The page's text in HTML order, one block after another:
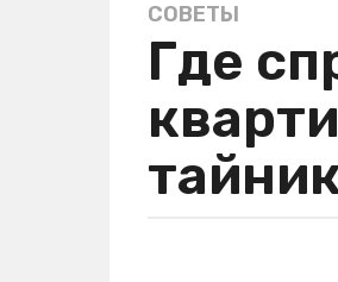
3
г
СОВЕТЫ
Где